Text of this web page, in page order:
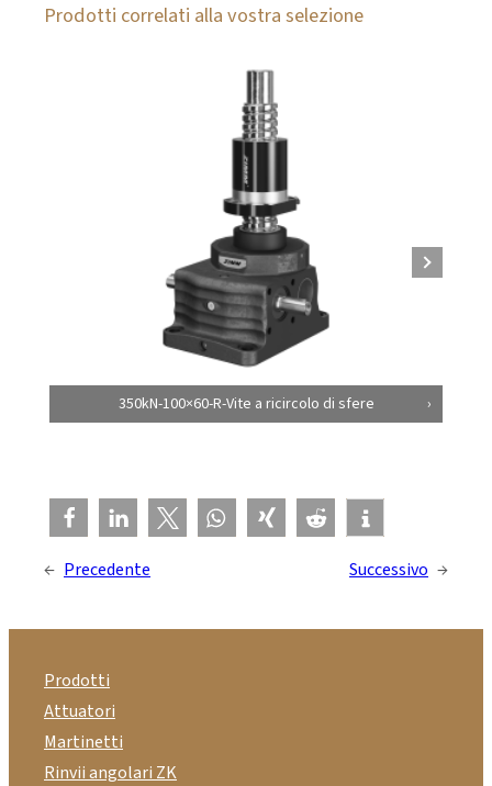
Prodotti correlati alla vostra selezione
350kN-100×60-R-Vite a ricircolo di sfere
← Precedente Successivo →
Prodotti
Attuatori
Martinetti
Rinvii angolari ZK